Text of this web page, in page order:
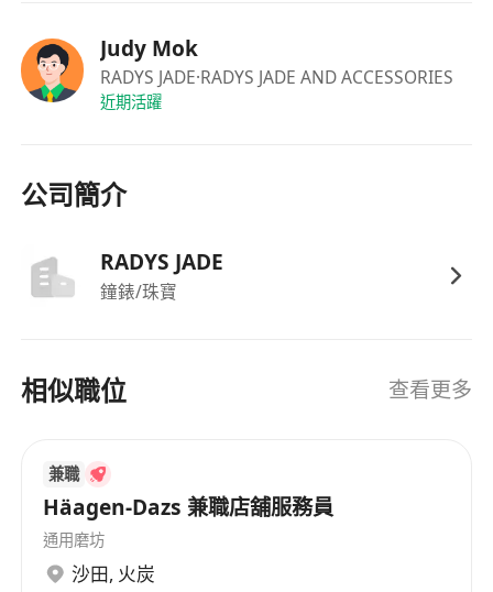
力與即時反應力，能在直播壓力下保持穩定語
速、積極互動及專業態度。
必須為香港永久性居民，可按安排於星期一、
勤，時間穩定且守時可靠。
福利：
現、銷售達成及觀眾互動指標作彈性調整，每月
薪酬明確結算，準時發放。
Judy Mok
RADYS JADE·RADYS JADE AND ACCESSORIES
近期活躍
公司簡介
RADYS JADE
鐘錶/珠寶
相似職位 查看更多
兼職
Häagen-Dazs 兼職店舖服務員
通用磨坊
沙田, 火炭